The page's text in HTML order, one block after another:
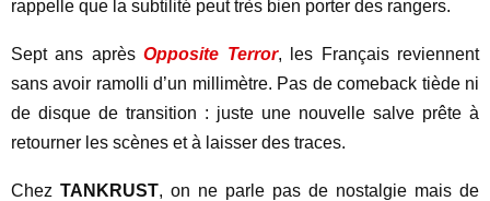
rappelle que la subtilité peut très bien porter des rangers.
Sept ans aprèsOpposite Terror, les Français reviennent
sans avoir ramolli d’un millimètre. Pas de comeback tiède ni
de disque de transition : juste une nouvelle salve prête à
retourner les scènes et à laisser des traces.
Chez TANKRUST, on ne parle pas de nostalgie mais de